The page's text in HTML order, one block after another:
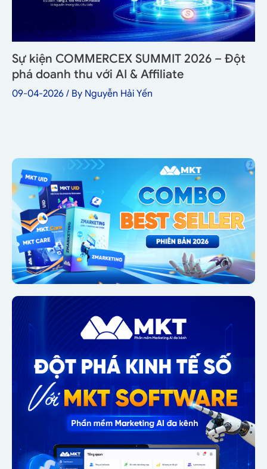
Sự kiện COMMERCEX SUMMIT 2026 – Đột
phá doanh thu với AI & Affiliate
09-04-2026 / By Nguyễn Hải Yến